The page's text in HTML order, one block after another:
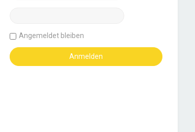
Angemeldet bleiben